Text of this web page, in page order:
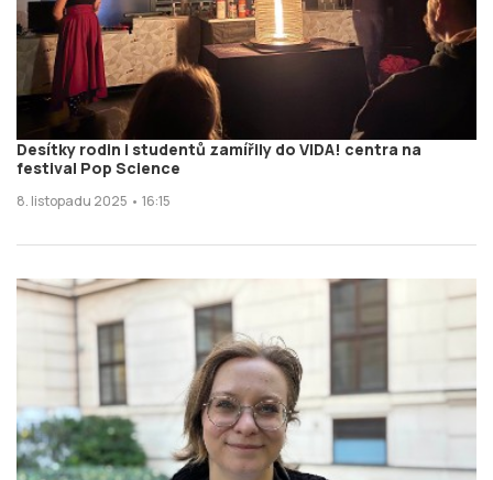
Desítky rodin i studentů zamířily do VIDA! centra na
festival Pop Science
8. listopadu 2025 • 16:15